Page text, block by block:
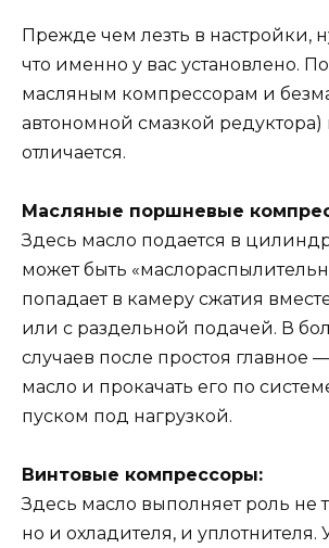
Прежде чем лезть в настройки,
что именно у вас установлено.
масляным компрессорам и
автономной смазкой
отличается.
Масляные поршневые
Здесь масло подается в
может быть
попадает в камеру сжатия
или с раздельной подачей. В
случаев после простоя главное
масло и прокачать его по
пуском под нагрузкой.
Винтовые компрессоры:
Здесь масло выполняет роль не
но и охладителя, и уплотнителя.